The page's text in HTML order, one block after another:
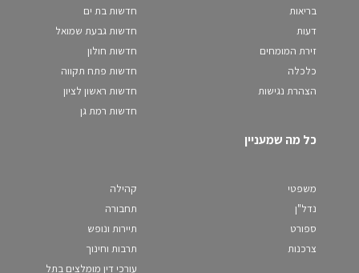
בריאות
דעות
זירת המומחים
כלכלה
הצהרת נגישות
חדשות בת ים
חדשות גבעת שמואל
חדשות חולון
חדשות פתח תקווה
חדשות ראשון לציון
חדשות רמת גן
כל מה שמעניין
משפטי
נדל"ן
ספורט
צרכנות
קהילה
תחבורה
תיירות ונופש
תרבות וחינוך
עורכי דין מומלצים בתל